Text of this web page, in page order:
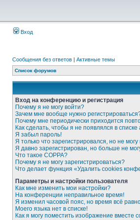
Вход
Сообщения без ответов | Активные темы
Список форумов
Вход на конференцию и регистрация
Почему я не могу войти?
Зачем мне вообще нужно
Почему мне периодически приходится
Как сделать, чтобы я не появлялся в
Я забыл пароль!
Я только что зарегистрировался, но не могу
Я давно зарегистрирован, но больше не
Что такое COPPA?
Почему я не могу зарегистрироваться?
Что делает функция «Удалить cookies
Параметры и настройки пользователя
Как мне изменить мои настройки?
На конференции неправильное время!
Я изменил часовой пояс, но время всё
Моего языка нет в списке!
Как я могу поместить изображение вместе